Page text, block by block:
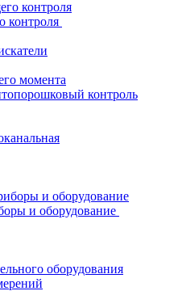
контроля
момента
контроль
и оборудование
оборудования